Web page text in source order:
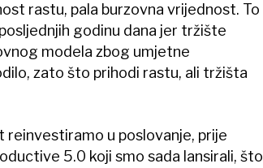
rastu, pala burzovna vrijednost. To
godinu dana jer tržište
modela zbog umjetne
zato što prihodi rastu, ali tržišta
u poslovanje, prije
5.0 koji smo sada lansirali, što